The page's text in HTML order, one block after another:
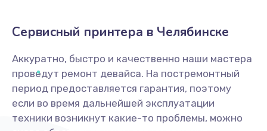
Сервисный принтера в Челябинске
Аккуратно, быстро и качественно наши мастера
проведут ремонт девайса. На постремонтный
период предоставляется гарантия, поэтому
если во время дальнейшей эксплуатации
техники возникнут какие-то проблемы, можно